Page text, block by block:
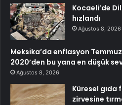
Kocaeli’de
hızlandı
Ağustos 8, 2026
Meksika’da enflasyon
2020’den bu yana en düşük
Ağustos 8, 2026
Küresel gıda
zirvesine